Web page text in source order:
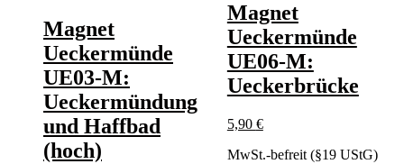
Magnet
Ueckermünde
UE03-M:
Ueckermündung
und Haffbad
(hoch)
Magnet
Ueckermünde
UE06-M:
Ueckerbrücke
5,90 €
MwSt.-befreit (§19 UStG)